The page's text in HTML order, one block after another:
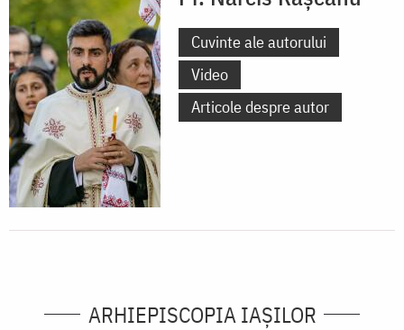
Cuvinte ale autorului
Video
Articole despre autor
ARHIEPISCOPIA IAŞILOR